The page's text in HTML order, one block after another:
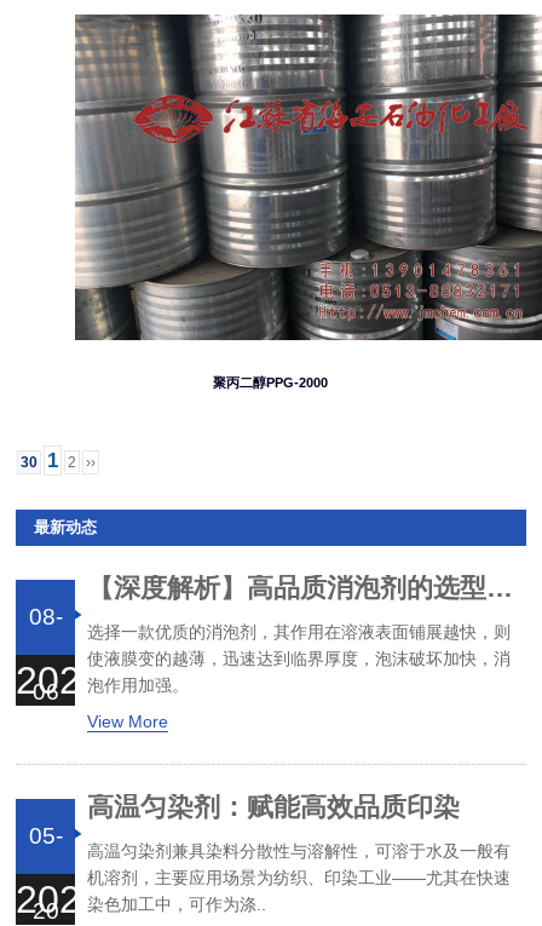
聚丙二醇PPG-2000
30 1 2 ››
最新动态
08-
06
2026
【深度解析】高品质消泡剂的选型与避坑指南
选择一款优质的消泡剂，其作用在溶液表面铺展越快，则
使液膜变的越薄，迅速达到临界厚度，泡沫破坏加快，消
泡作用加强。
View More
05-
20
2026
高温匀染剂：赋能高效品质印染
高温匀染剂兼具染料分散性与溶解性，可溶于水及一般有
机溶剂，主要应用场景为纺织、印染工业——尤其在快速
染色加工中，可作为涤..